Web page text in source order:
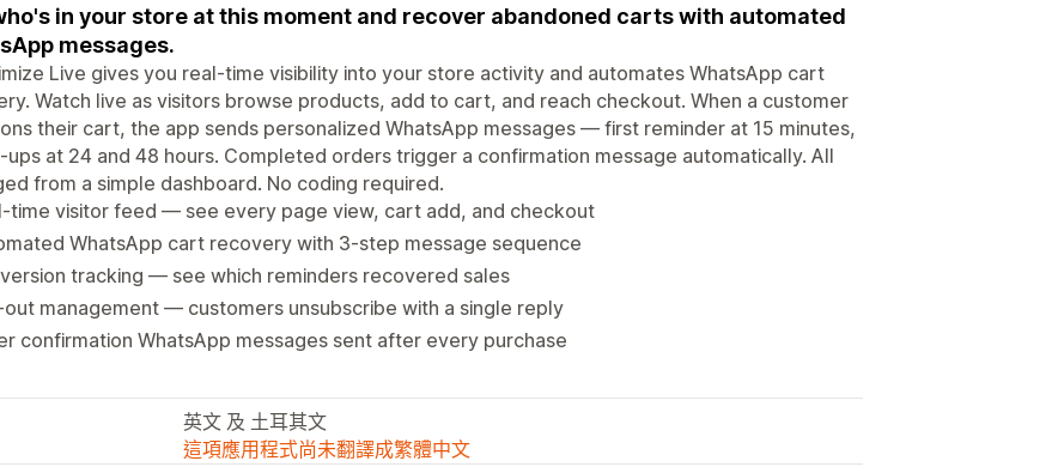
in your store at this moment and recover abandoned carts with automated
messages.
Live gives you real-time visibility into your store activity and automates WhatsApp cart
Watch live as visitors browse products, add to cart, and reach checkout. When a customer
their cart, the app sends personalized WhatsApp messages — first reminder at 15 minutes,
at 24 and 48 hours. Completed orders trigger a confirmation message automatically. All
from a simple dashboard. No coding required.
time visitor feed — see every page view, cart add, and checkout
WhatsApp cart recovery with 3-step message sequence
tracking — see which reminders recovered sales
management — customers unsubscribe with a single reply
confirmation WhatsApp messages sent after every purchase
英文 及 土耳其文
這項應用程式尚未翻譯成繁體中文